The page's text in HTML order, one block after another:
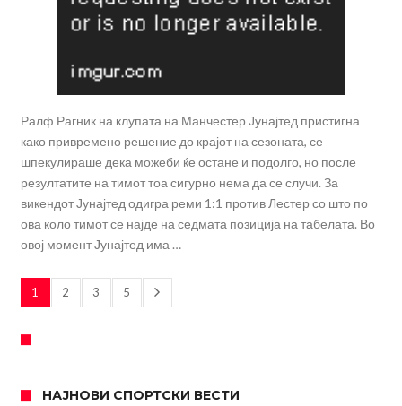
Ралф Рагник на клупата на Манчестер Јунајтед пристигна
како привремено решение до крајот на сезоната, се
шпекулираше дека можеби ќе остане и подолго, но после
резултатите на тимот тоа сигурно нема да се случи. За
викендот Јунајтед одигра реми 1:1 против Лестер со што по
ова коло тимот се најде на седмата позиција на табелата. Во
овој момент Јунајтед има …
1 2 3 5
НАЈНОВИ СПОРТСКИ ВЕСТИ